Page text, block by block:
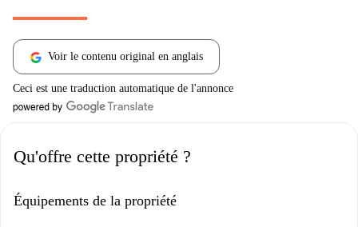
Voir le contenu original en anglais
Ceci est une traduction automatique de l'annonce
Qu'offre cette propriété ?
Équipements de la propriété